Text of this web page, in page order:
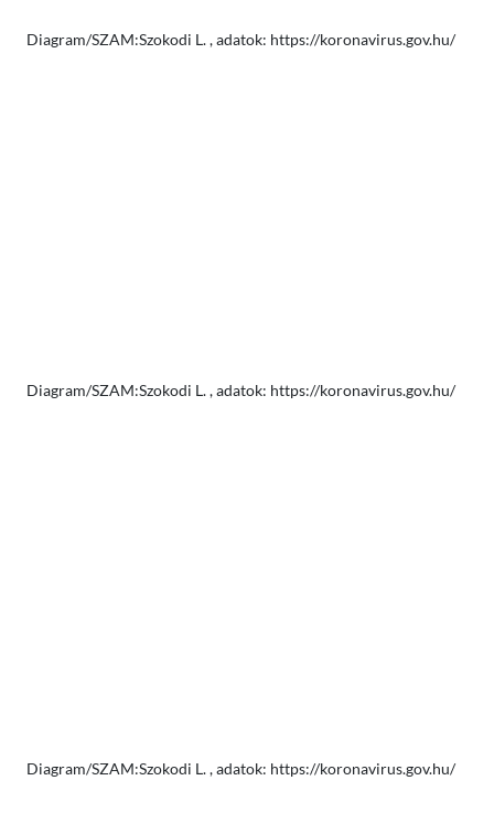
Diagram/SZAM:Szokodi L. , adatok: https://koronavirus.gov.hu/
Diagram/SZAM:Szokodi L. , adatok: https://koronavirus.gov.hu/
Diagram/SZAM:Szokodi L. , adatok: https://koronavirus.gov.hu/